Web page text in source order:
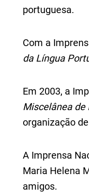
portuguesa.
Com a
da Língua
Em 2003, a
Miscelânea de
organização
A Imprensa
Maria Helena
amigos.